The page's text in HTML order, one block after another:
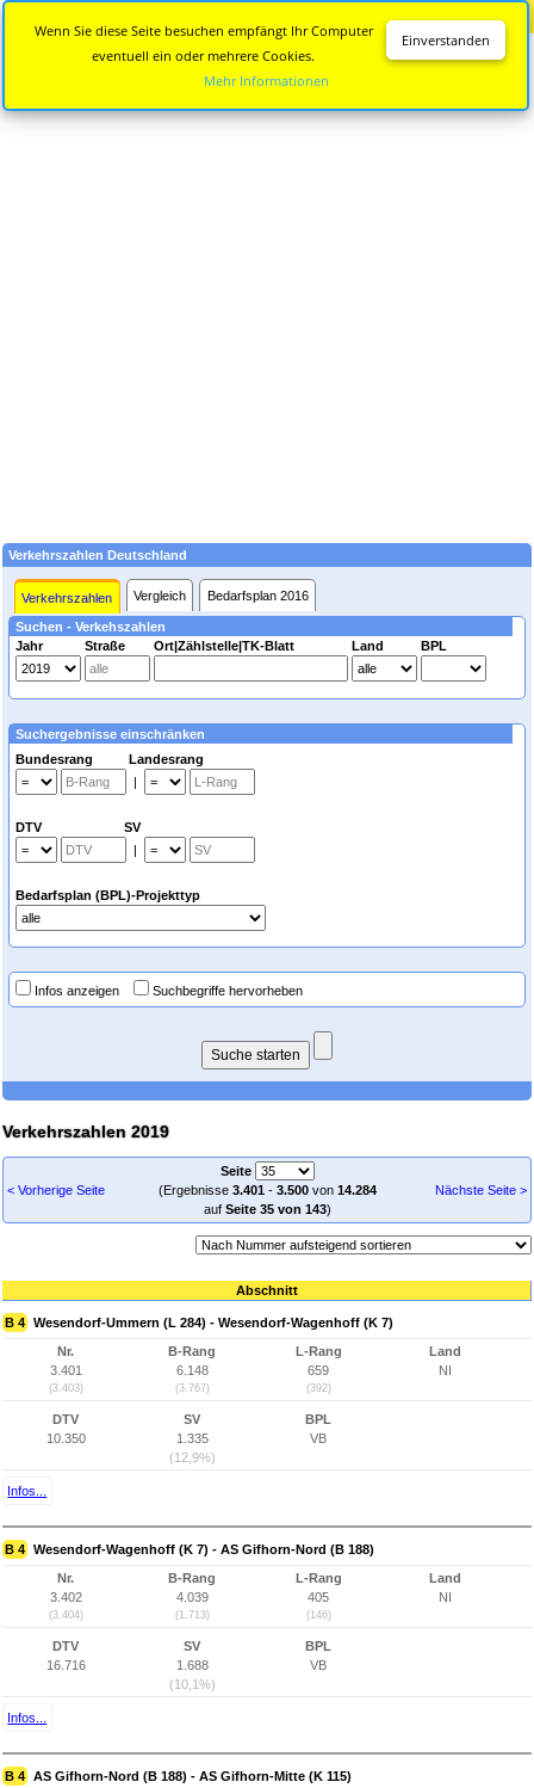
Verkehrszahlen Deutschland
Verkehrszahlen Vergleich Bedarfsplan 2016
Suchen - Verkehszahlen
Jahr
Straße Ort|Zählstelle|TK-Blatt Land BPL
Suchergebnisse einschränken
Bundesrang Landesrang
|
DTV SV
|
Bedarfsplan (BPL)-Projekttyp
Infos anzeigen Suchbegriffe hervorheben
Verkehrszahlen 2019
< Vorherige Seite
Seite
(Ergebnisse 3.401- 3.500von 14.284
auf Seite 35 von 143)
Nächste Seite >
Abschnitt
B 4 Wesendorf-Ummern (L 284) - Wesendorf-Wagenhoff (K 7)
Nr.
3.401
(3.403)
B-Rang
6.148
(3.767)
L-Rang
659
(392)
Land
NI
DTV
10.350
SV
1.335
(12,9%)
BPL
VB
Infos...
B 4 Wesendorf-Wagenhoff (K 7) - AS Gifhorn-Nord (B 188)
Nr.
3.402
(3.404)
B-Rang
4.039
(1.713)
L-Rang
405
(146)
Land
NI
DTV
16.716
SV
1.688
(10,1%)
BPL
VB
Infos...
B 4 AS Gifhorn-Nord (B 188) - AS Gifhorn-Mitte (K 115)
Einverstanden
Wenn Sie diese Seite besuchen empfängt Ihr Computer
eventuell ein oder mehrere Cookies.
Mehr Informationen